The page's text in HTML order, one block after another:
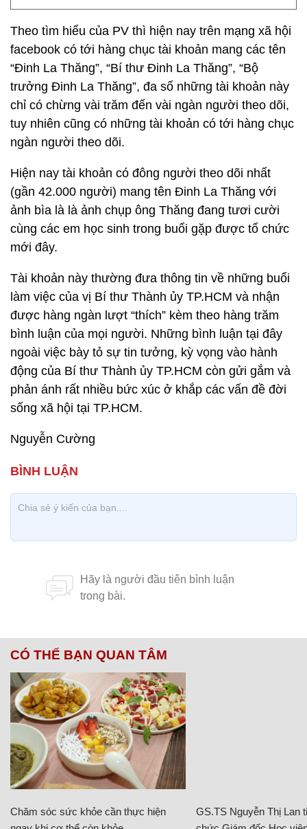
Theo tìm hiểu của PV thì hiện nay trên mạng xã hội
facebook có tới hàng chục tài khoản mang các tên
“Đinh La Thăng”, “Bí thư Đinh La Thăng”, “Bộ
trưởng Đinh La Thăng”, đa số những tài khoản này
chỉ có chừng vài trăm đến vài ngàn người theo dõi,
tuy nhiên cũng có những tài khoản có tới hàng chục
ngàn người theo dõi.
Hiện nay tài khoản có đông người theo dõi nhất
(gần 42.000 người) mang tên Đinh La Thăng với
ảnh bìa là là ảnh chụp ông Thăng đang tươi cười
cùng các em học sinh trong buổi gặp được tổ chức
mới đây.
Tài khoản này thường đưa thông tin về những buổi
làm việc của vị Bí thư Thành ủy TP.HCM và nhận
được hàng ngàn lượt “thích” kèm theo hàng trăm
bình luận của mọi người. Những bình luận tại đây
ngoài việc bày tỏ sự tin tưởng, kỳ vọng vào hành
động của Bí thư Thành ủy TP.HCM còn gửi gắm và
phản ánh rất nhiều bức xúc ở khắp các vấn đề đời
sống xã hội tại TP.HCM.
Nguyễn Cường
CÓ THỂ BẠN QUAN TÂM
Chăm sóc sức khỏe cần thực hiện
GS.TS Nguyễn Thị Lan